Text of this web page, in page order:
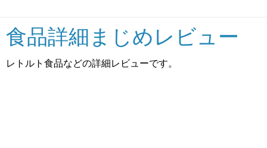
食品詳細まじめレビュー
レトルト食品などの詳細レビューです。